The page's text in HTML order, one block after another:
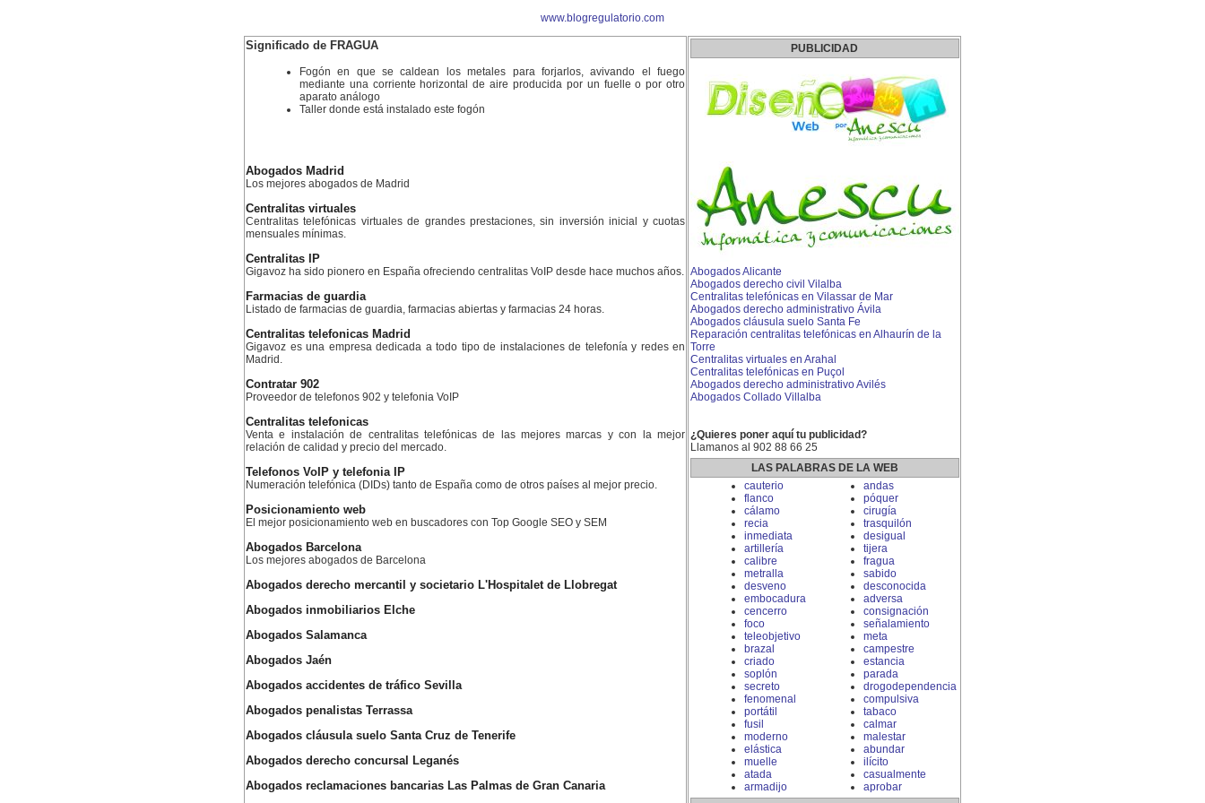
www.blogregulatorio.com
Significado de FRAGUA
Fogón en que se caldean los metales para forjarlos, avivando el fuego
mediante una corriente horizontal de aire producida por un fuelle o por otro
aparato análogo
Taller donde está instalado este fogón
Abogados Madrid
Los mejores abogados de Madrid
Centralitas virtuales
Centralitas telefónicas virtuales de grandes prestaciones, sin inversión inicial y cuotas
mensuales mínimas.
Centralitas IP
Gigavoz ha sido pionero en España ofreciendo centralitas VoIP desde hace muchos años.
Farmacias de guardia
Listado de farmacias de guardia, farmacias abiertas y farmacias 24 horas.
Centralitas telefonicas Madrid
Gigavoz es una empresa dedicada a todo tipo de instalaciones de telefonía y redes en
Madrid.
Contratar 902
Proveedor de telefonos 902 y telefonia VoIP
Centralitas telefonicas
Venta e instalación de centralitas telefónicas de las mejores marcas y con la mejor
relación de calidad y precio del mercado.
Telefonos VoIP y telefonia IP
Numeración telefónica (DIDs) tanto de España como de otros países al mejor precio.
Posicionamiento web
El mejor posicionamiento web en buscadores con Top Google SEO y SEM
Abogados Barcelona
Los mejores abogados de Barcelona
Abogados derecho mercantil y societario L'Hospitalet de Llobregat
Abogados inmobiliarios Elche
Abogados Salamanca
Abogados Jaén
Abogados accidentes de tráfico Sevilla
Abogados penalistas Terrassa
Abogados cláusula suelo Santa Cruz de Tenerife
Abogados derecho concursal Leganés
Abogados reclamaciones bancarias Las Palmas de Gran Canaria
PUBLICIDAD
Abogados Alicante
Abogados derecho civil Vilalba
Centralitas telefónicas en Vilassar de Mar
Abogados derecho administrativo Ávila
Abogados cláusula suelo Santa Fe
Reparación centralitas telefónicas en Alhaurín de la
Torre
Centralitas virtuales en Arahal
Centralitas telefónicas en Puçol
Abogados derecho administrativo Avilés
Abogados Collado Villalba
¿Quieres poner aquí tu publicidad?
Llamanos al 902 88 66 25
LAS PALABRAS DE LA WEB
cauterio
flanco
cálamo
recia
inmediata
artillería
calibre
metralla
desveno
embocadura
cencerro
foco
teleobjetivo
brazal
criado
soplón
secreto
fenomenal
portátil
fusil
moderno
elástica
muelle
atada
armadijo
andas
póquer
cirugía
trasquilón
desigual
tijera
fragua
sabido
desconocida
adversa
consignación
señalamiento
meta
campestre
estancia
parada
drogodependencia
compulsiva
tabaco
calmar
malestar
abundar
ilícito
casualmente
aprobar